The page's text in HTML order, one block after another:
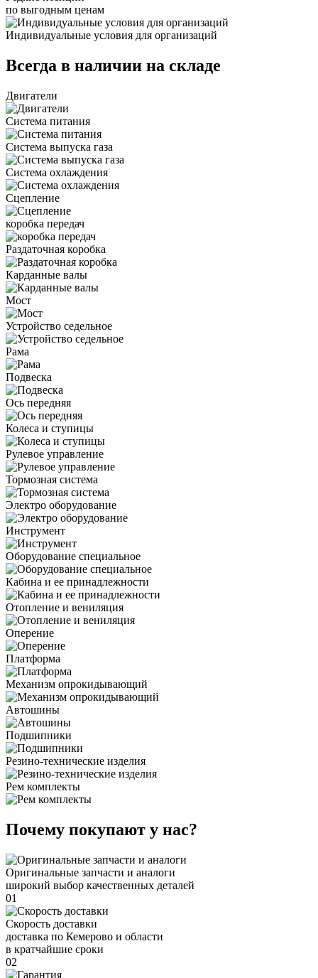
по выгодным ценам
Индивидуальные условия для организаций
Всегда в наличии на складе
Двигатели
Система питания
Система выпуска газа
Система охлаждения
Сцепление
коробка передач
Раздаточная коробка
Карданные валы
Мост
Устройство седельное
Рама
Подвеска
Ось передняя
Колеса и ступицы
Рулевое управление
Тормозная система
Электро оборудование
Инструмент
Оборудование специальное
Кабина и ее принадлежности
Отопление и вениляция
Оперение
Платформа
Механизм опрокидывающий
Автошины
Подшипники
Резино-технические изделия
Рем комплекты
Почему покупают у нас?
Оригинальные запчасти и аналоги
широкий выбор качественных деталей
01
Скорость доставки
доставка по Кемерово и области
в кратчайшие сроки
02